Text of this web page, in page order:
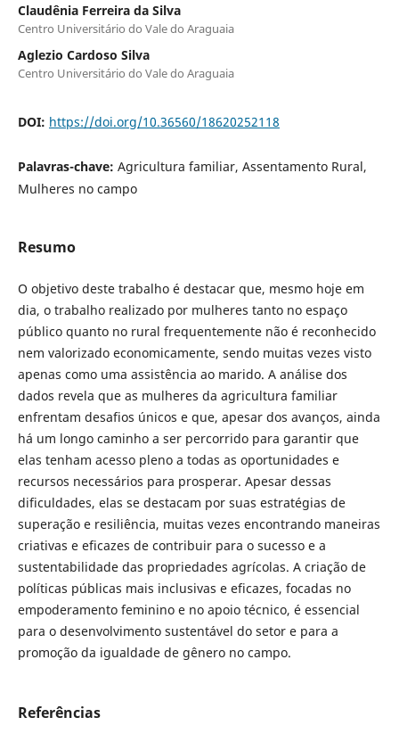
Claudênia Ferreira da Silva
Centro Universitário do Vale do Araguaia
Aglezio Cardoso Silva
Centro Universitário do Vale do Araguaia
DOI: https://doi.org/10.36560/18620252118
Palavras-chave: Agricultura familiar, Assentamento Rural,
Mulheres no campo
Resumo
O objetivo deste trabalho é destacar que, mesmo hoje em
dia, o trabalho realizado por mulheres tanto no espaço
público quanto no rural frequentemente não é reconhecido
nem valorizado economicamente, sendo muitas vezes visto
apenas como uma assistência ao marido. A análise dos
dados revela que as mulheres da agricultura familiar
enfrentam desafios únicos e que, apesar dos avanços, ainda
há um longo caminho a ser percorrido para garantir que
elas tenham acesso pleno a todas as oportunidades e
recursos necessários para prosperar. Apesar dessas
dificuldades, elas se destacam por suas estratégias de
superação e resiliência, muitas vezes encontrando maneiras
criativas e eficazes de contribuir para o sucesso e a
sustentabilidade das propriedades agrícolas. A criação de
políticas públicas mais inclusivas e eficazes, focadas no
empoderamento feminino e no apoio técnico, é essencial
para o desenvolvimento sustentável do setor e para a
promoção da igualdade de gênero no campo.
Referências